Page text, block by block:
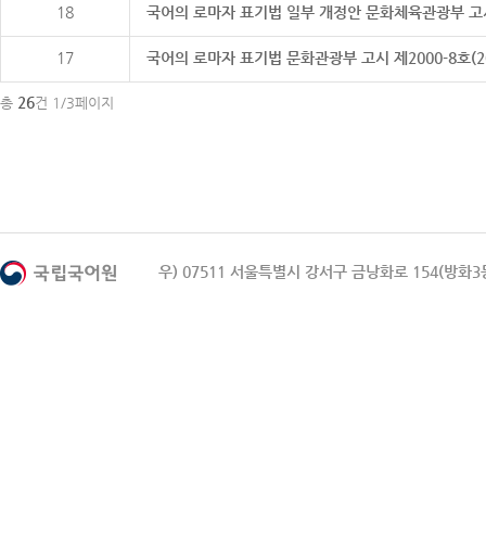
18 국어의 로마자 표기법 일부 개정안 문화체육관광부
17 국어의 로마자 표기법 문화관광부 고시 제2000-8호
총 26건 1/3페이지
우) 07511 서울특별시 강서구 금낭화로 154(방화3